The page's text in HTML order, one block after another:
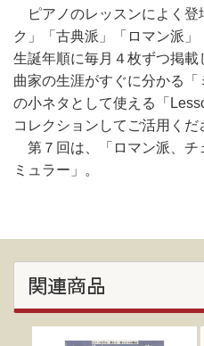
ピアノのレッスンによく登
ク」「古典派」「ロマン派」
生誕年順に毎月４枚ずつ掲
曲家の生涯がすぐに分かる
の小ネタとして使える「
コレクションしてご活用くだ
第７回は、「ロマン派、チ
ミュラー」。
関連商品